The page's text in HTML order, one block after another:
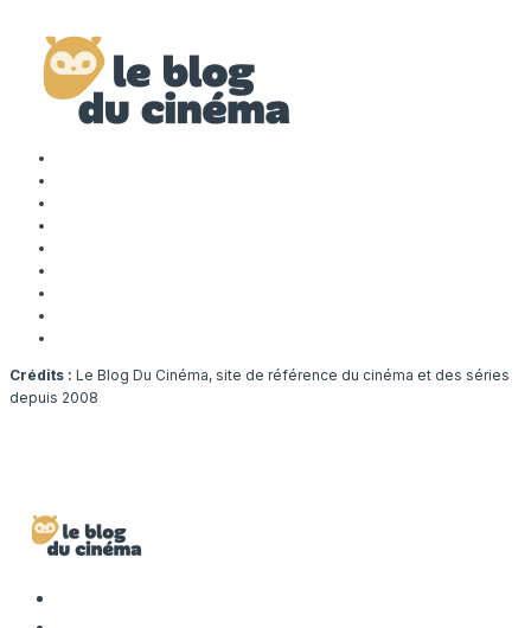
Crédits : Le Blog Du Cinéma, site de référence du cinéma et des séries
depuis 2008